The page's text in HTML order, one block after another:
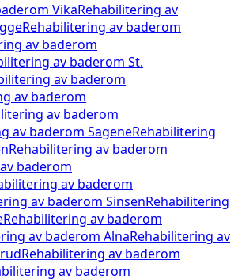
VikaRehabilitering av
Rehabilitering av baderom
av baderom
av baderom St.
av baderom
av baderom
av baderom
av baderom SageneRehabilitering
Rehabilitering av baderom
baderom
av baderom
av baderom SinsenRehabilitering
Rehabilitering av baderom
av baderom AlnaRehabilitering av
Rehabilitering av baderom
av baderom